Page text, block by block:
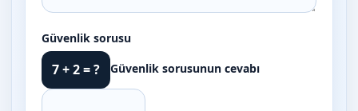
Güvenlik sorusu
7 + 2 = ? Güvenlik sorusunun cevabı